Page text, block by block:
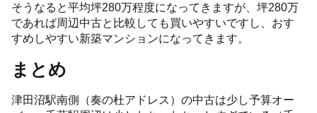
そうなると平均坪280万程度になってきますが、坪280万
であれば周辺中古と比較しても買いやすいですし、おす
すめしやすい新築マンションになってきます。
まとめ
津田沼駅南側（奏の杜アドレス）の中古は少し予算オー